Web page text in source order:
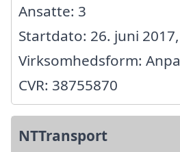
Ansatte: 3
Startdato: 26. juni 2017,
Virksomhedsform:
CVR: 38755870
NTTransport